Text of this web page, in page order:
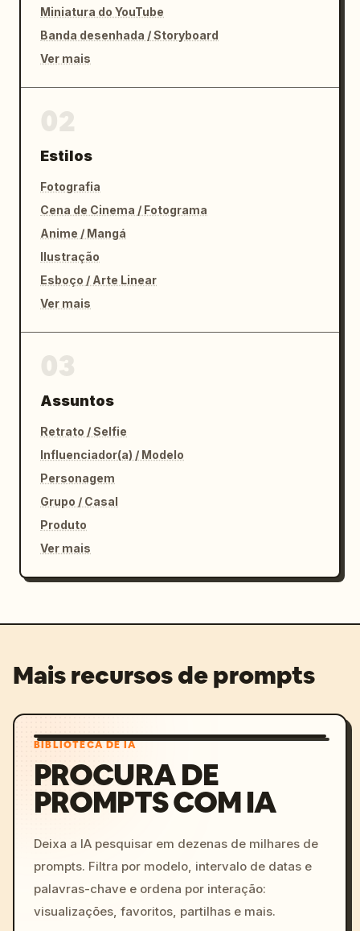
Miniatura do YouTube
Banda desenhada / Storyboard
Ver mais
Estilos
Fotografia
Cena de Cinema / Fotograma
Anime / Mangá
Ilustração
Esboço / Arte Linear
Ver mais
Assuntos
Retrato / Selfie
Influenciador(a) / Modelo
Personagem
Grupo / Casal
Produto
Ver mais
Mais recursos de prompts
BIBLIOTECA DE IA
PROCURA DE
PROMPTS COM IA
Deixa a IA pesquisar em dezenas de milhares de
prompts. Filtra por modelo, intervalo de datas e
palavras-chave e ordena por interação:
visualizações, favoritos, partilhas e mais.